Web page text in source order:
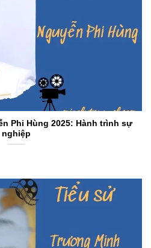
Phi Hùng 2025: Hành trình sự
nghiệp